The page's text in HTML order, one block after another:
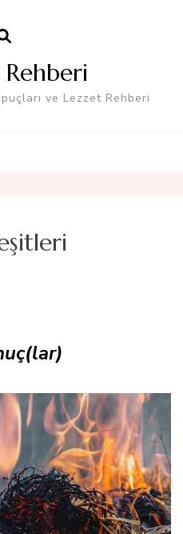
ve Lezzet Rehberi